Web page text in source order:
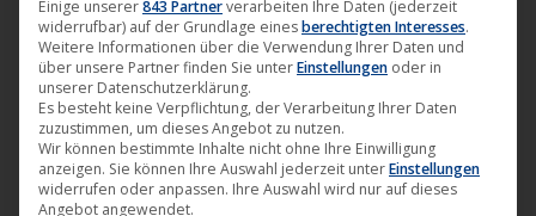
Dez.
Einige unserer843 Partnerverarbeiten Ihre Daten (jederzeit
widerrufbar) auf der Grundlage einesberechtigten Interesses.
Weitere Informationen über die Verwendung Ihrer Daten und
über unsere Partner finden Sie unterEinstellungen oder in
unserer Datenschutzerklärung.
Es besteht keine Verpflichtung, der Verarbeitung Ihrer Daten
zuzustimmen, um dieses Angebot zu nutzen.
Wir können bestimmte Inhalte nicht ohne Ihre Einwilligung
anzeigen. Sie können Ihre Auswahl jederzeit unterEinstellungen
widerrufen oder anpassen. Ihre Auswahl wird nur auf dieses
Angebot angewendet.